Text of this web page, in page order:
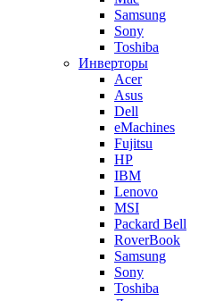
Samsung
Sony
Toshiba
Инверторы
Acer
Asus
Dell
eMachines
Fujitsu
HP
IBM
Lenovo
MSI
Packard Bell
RoverBook
Samsung
Sony
Toshiba